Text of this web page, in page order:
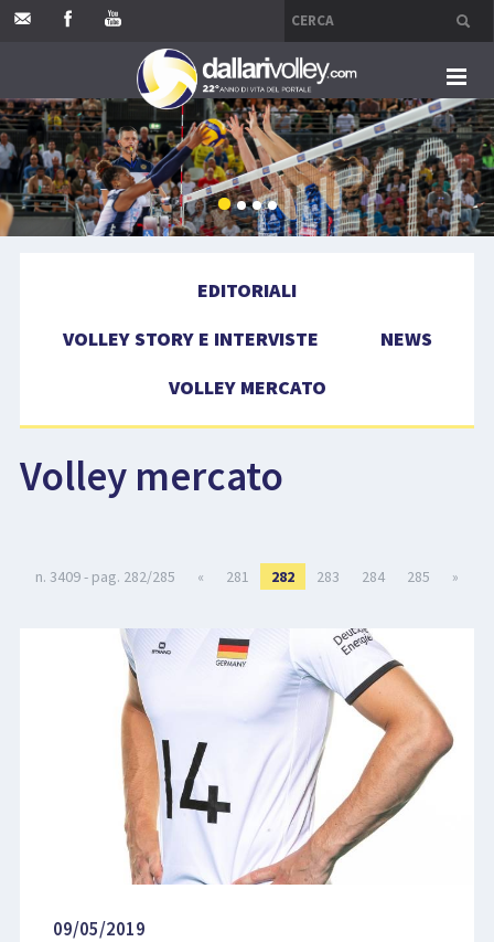
HOME
EDITORIALI
VOLLEY MERCATO
COMPETIZIONI
EVENTI
EDITORIALI
VOLLEY STORY E INTERVISTE
NEWS
VOLLEY MERCATO
Volley mercato
n. 3409 - pag. 282/285 « 281 282 283 284 285 »
09/05/2019